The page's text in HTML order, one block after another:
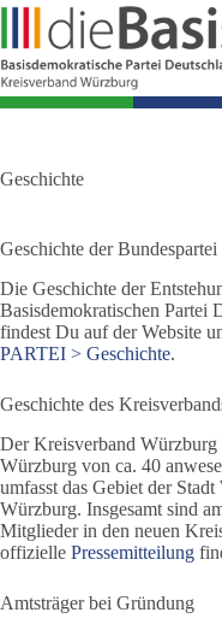
Zum
springen
Geschichte
Geschichte der Bundespartei
Die Geschichte der
Basisdemokratischen Partei
findest Du auf der Website
PARTEI > Geschichte.
Geschichte des
Der Kreisverband
Würzburg von ca. 40
umfasst das Gebiet der
Würzburg. Insgesamt sind
Mitglieder in den neuen
offizielle Pressemitteilung
Amtsträger bei Gründung